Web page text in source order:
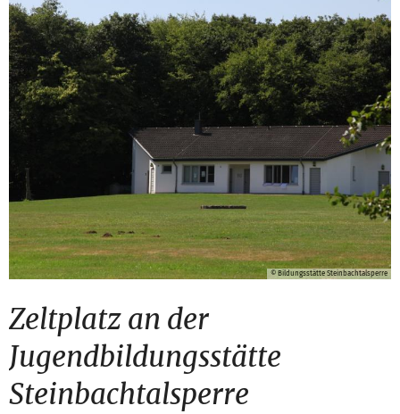
© Bildungsstätte Steinbachtalsperre
Zeltplatz an der
Jugendbildungsstätte
Steinbachtalsperre